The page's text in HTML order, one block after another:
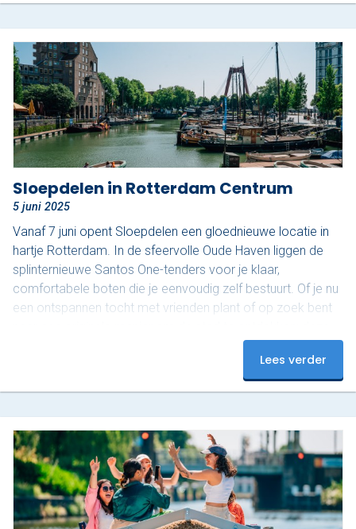
Sloepdelen in Rotterdam Centrum
5 juni 2025
Vanaf 7 juni opent Sloepdelen een gloednieuwe locatie in
hartje Rotterdam. In de sfeervolle Oude Haven liggen de
splinternieuwe Santos One-tenders voor je klaar,
comfortabele boten die je eenvoudig zelf bestuurt. Of je nu
een ontspannen tocht met vrienden plant of op zoek bent
boten bieden alle vrijheid. Vanaf het water zie je Rotterdam
van haar mooiste kant. In twee uur vaar je een prachtige
Lees verder